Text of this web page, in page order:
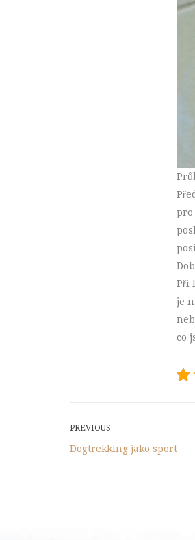
pro
Při
je
co
Post
navigation
Previous
Post
PREVIOUS
Dogtrekking jako sport